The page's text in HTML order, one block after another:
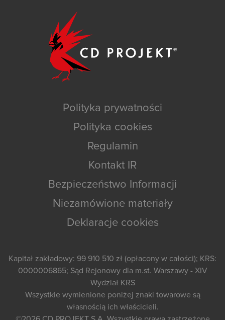
Polityka prywatności
Polityka cookies
Regulamin
Kontakt IR
Bezpieczeństwo Informacji
Niezamówione materiały
Deklaracje cookies
Kapitał zakładowy: 99 910 510 zł (opłacony w całości); KRS:
0000006865; Sąd Rejonowy dla m.st. Warszawy - XIV
Wydział KRS
Wszystkie wymienione poniżej znaki towarowe są
własnością ich właścicieli.